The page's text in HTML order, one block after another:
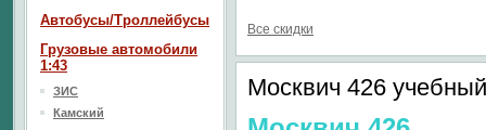
Все скидки
Москвич 426
Автобусы/Троллейбусы
Грузовые автомобили
1:43
ЗИС
Камский